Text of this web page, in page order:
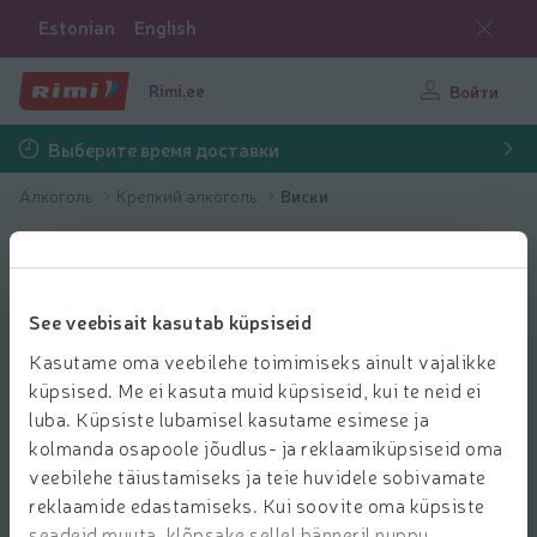
See veebisait kasutab küpsiseid
Kasutame oma veebilehe toimimiseks ainult vajalikke
küpsised. Me ei kasuta muid küpsiseid, kui te neid ei
luba. Küpsiste lubamisel kasutame esimese ja
kolmanda osapoole jõudlus- ja reklaamiküpsiseid oma
veebilehe täiustamiseks ja teie huvidele sobivamate
reklaamide edastamiseks. Kui soovite oma küpsiste
Estonian English
Rimi.ee Войти
Выберите время доставки
Алкоголь Крепкий алкоголь Виски